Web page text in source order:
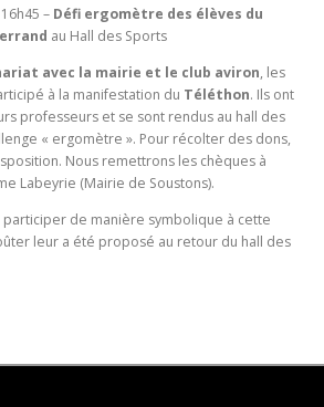
– Défi ergomètre des élèves du
au Hall des Sports
avec la mairie et le club aviron, les
à la manifestation du Téléthon. Ils ont
professeurs et se sont rendus au hall des
« ergomètre ». Pour récolter des dons,
Nous remettrons les chèques à
Labeyrie (Mairie de Soustons).
de manière symbolique à cette
leur a été proposé au retour du hall des